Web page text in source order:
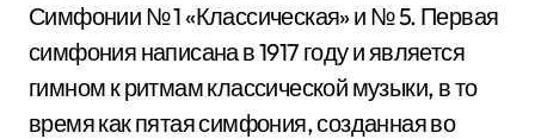
Симфонии № 1 «Классическая» и № 5. Первая
симфония написана в 1917 году и является
гимном к ритмам классической музыки, в то
время как пятая симфония, созданная во